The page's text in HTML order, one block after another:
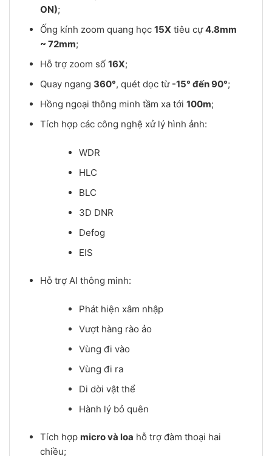
ON);
Ống kính zoom quang học 15X tiêu cự4.8mm
~ 72mm;
Hỗ trợ zoom số 16X;
Quay ngang 360°, quét dọc từ -15° đến 90°;
Hồng ngoại thông minh tầm xa tới 100m;
Tích hợp các công nghệ xử lý hình ảnh:
WDR
HLC
BLC
3D DNR
Defog
EIS
Hỗ trợ AI thông minh:
Phát hiện xâm nhập
Vượt hàng rào ảo
Vùng đi vào
Vùng đi ra
Di dời vật thể
Hành lý bỏ quên
Tích hợp micro và loa hỗ trợ đàm thoại hai
chiều;